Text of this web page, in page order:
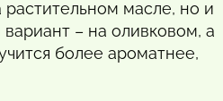
масле, но и
– на оливковом, а
более ароматнее,